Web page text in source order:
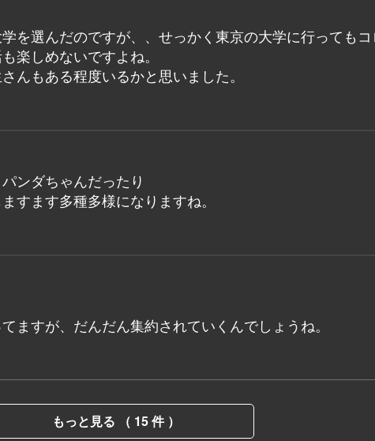
を選んだのですが、、せっかく東京の大学に行っても
楽しめないですよね。
んもある程度いるかと思いました。
ンダちゃんだったり
ます多種多様になりますね。
ますが、だんだん集約されていくんでしょうね。
もっと見る （ 15 件 ）